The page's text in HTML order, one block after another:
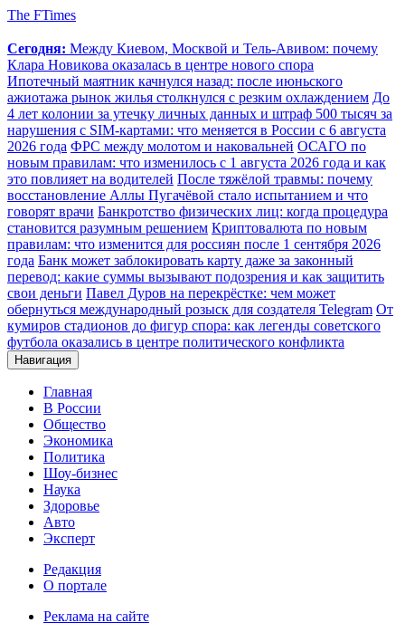
The FTimes
Сегодня: Между Киевом, Москвой и Тель-Авивом: почему
Клара Новикова оказалась в центре нового спора
Ипотечный маятник качнулся назад: после июньского
ажиотажа рынок жилья столкнулся с резким охлаждением До
4 лет колонии за утечку личных данных и штраф 500 тысяч за
нарушения с SIM-картами: что меняется в России с 6 августа
2026 года ФРС между молотом и наковальней ОСАГО по
новым правилам: что изменилось с 1 августа 2026 года и как
это повлияет на водителей После тяжёлой травмы: почему
восстановление Аллы Пугачёвой стало испытанием и что
говорят врачи Банкротство физических лиц: когда процедура
становится разумным решением Криптовалюта по новым
правилам: что изменится для россиян после 1 сентября 2026
года Банк может заблокировать карту даже за законный
перевод: какие суммы вызывают подозрения и как защитить
свои деньги Павел Дуров на перекрёстке: чем может
обернуться международный розыск для создателя Telegram От
кумиров стадионов до фигур спора: как легенды советского
футбола оказались в центре политического конфликта
Навигация
Главная
В России
Общество
Экономика
Политика
Шоу-бизнес
Наука
Здоровье
Авто
Эксперт
Редакция
О портале
Реклама на сайте